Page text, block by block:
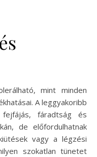
mint minden
A leggyakoribb
fáradtság és
de előfordulhatnak
vagy a légzési
szokatlan tünetet